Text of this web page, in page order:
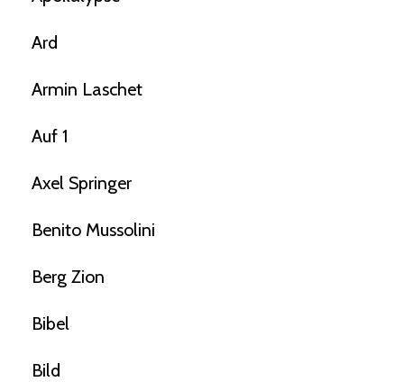
Ard
Armin Laschet
Auf 1
Axel Springer
Benito Mussolini
Berg Zion
Bibel
Bild